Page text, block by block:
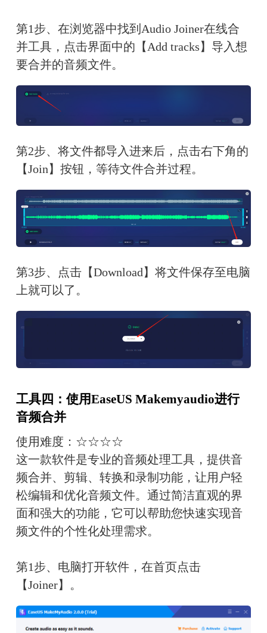
第1步、在浏览器中找到Audio Joiner在线合
并工具，点击界面中的【Add tracks】导入想
要合并的音频文件。
第2步、将文件都导入进来后，点击右下角的
【Join】按钮，等待文件合并过程。
第3步、点击【Download】将文件保存至电脑
上就可以了。
工具四：使用EaseUS Makemyaudio进行
音频合并
使用难度：☆☆☆☆
这一款软件是专业的音频处理工具，提供音
频合并、剪辑、转换和录制功能，让用户轻
松编辑和优化音频文件。通过简洁直观的界
面和强大的功能，它可以帮助您快速实现音
频文件的个性化处理需求。
第1步、电脑打开软件，在首页点击
【Joiner】。